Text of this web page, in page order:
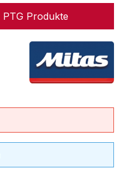
PTG Produkte